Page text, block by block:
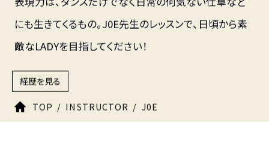
にも生きてくるもの。J0E先生のレッスンで、日頃から素
敵なLADYを目指してください！
経歴を見る
TOP INSTRUCTOR J0E